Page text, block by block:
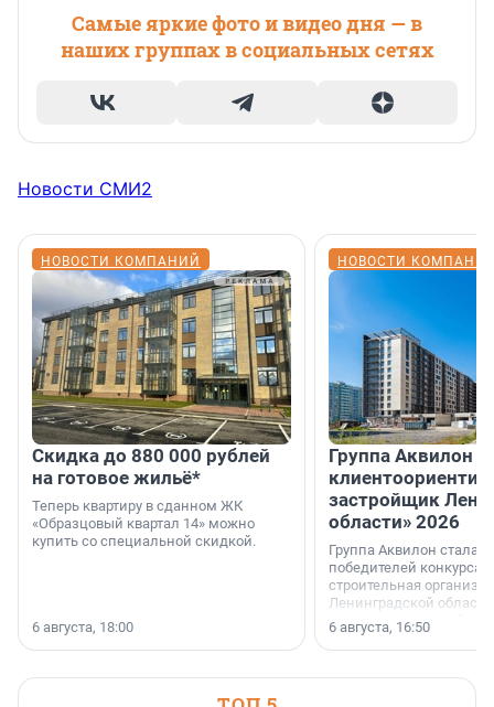
Самые яркие фото и видео дня — в
наших группах в социальных сетях
Новости СМИ2
НОВОСТИ КОМПАНИЙ
Скидка до 880 000 рублей
на готовое жильё*
Теперь квартиру в сданном ЖК
«Образцовый квартал 14» можно
купить со специальной скидкой.
6 августа, 18:00
НОВОСТИ
Группа Аквилон
застройщик
области» 2026
Группа Аквилон стала
победителей конкурса
строительная
Ленинградской области
номинации «Самый
застройщик
области».
6 августа, 16:50